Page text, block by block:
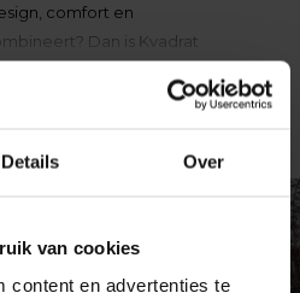
Details Over
van cookies
content en advertenties te
comfort en
Dan is Kvadrat
Wonen ontdek je de
en gordijnsystemen
met